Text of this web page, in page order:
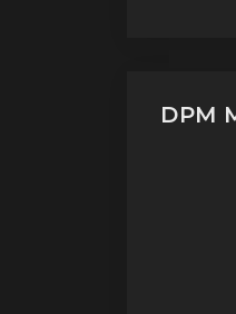
DPM